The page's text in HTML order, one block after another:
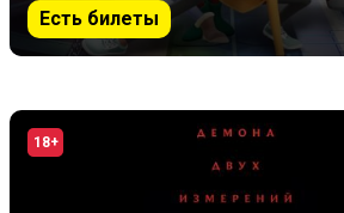
Есть билеты
18+